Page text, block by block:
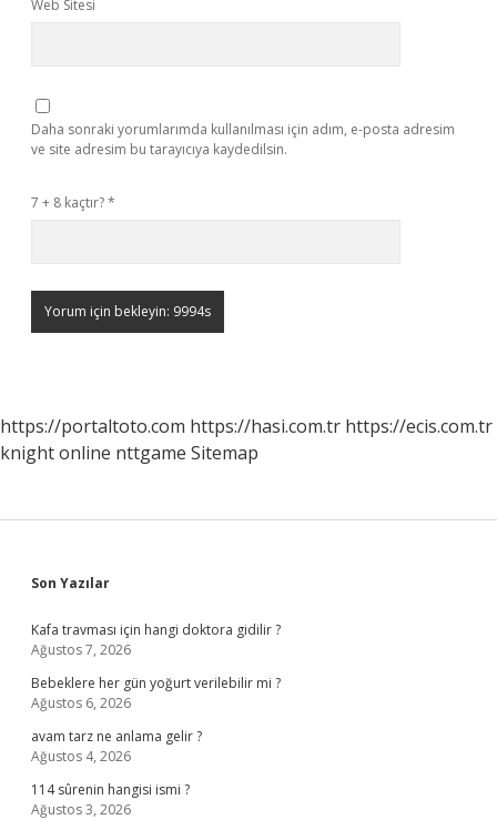
Web Sitesi
Daha sonraki yorumlarımda kullanılması için adım, e-posta adresim
ve site adresim bu tarayıcıya kaydedilsin.
7 + 8 kaçtır?*
https://portaltoto.com https://hasi.com.tr https://ecis.com.tr
knight online nttgame Sitemap
Sidebar
Son Yazılar
Kafa travması için hangi doktora gidilir ?
Ağustos 7, 2026
Bebeklere her gün yoğurt verilebilir mi ?
Ağustos 6, 2026
avam tarz ne anlama gelir ?
Ağustos 4, 2026
114 sûrenin hangisi ismi ?
Ağustos 3, 2026